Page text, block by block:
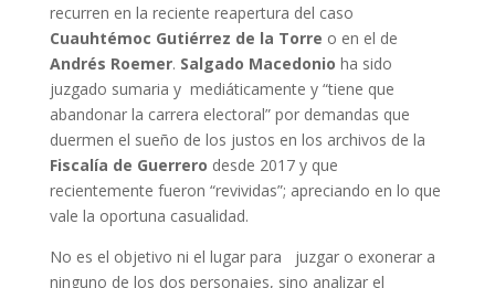
recurren en la reciente reapertura del caso
Cuauhtémoc Gutiérrez de la Torre o en el de
Andrés Roemer. Salgado Macedonio ha sido
juzgado sumaria y mediáticamente y “tiene que
abandonar la carrera electoral” por demandas que
duermen el sueño de los justos en los archivos de la
Fiscalía de Guerrero desde 2017 y que
recientemente fueron “revividas”; apreciando en lo que
vale la oportuna casualidad.
No es el objetivo ni el lugar para juzgar o exonerar a
ninguno de los dos personajes, sino analizar el